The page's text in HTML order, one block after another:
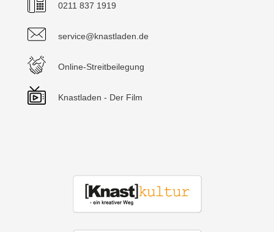
0211 837 1919
service@knastladen.de
Online-Streitbeilegung
Knastladen - Der Film